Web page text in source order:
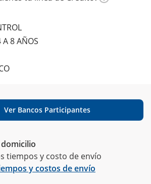
8 AÑOS
Ver Bancos Participantes
tiempos y costo de envío
y costos de envío